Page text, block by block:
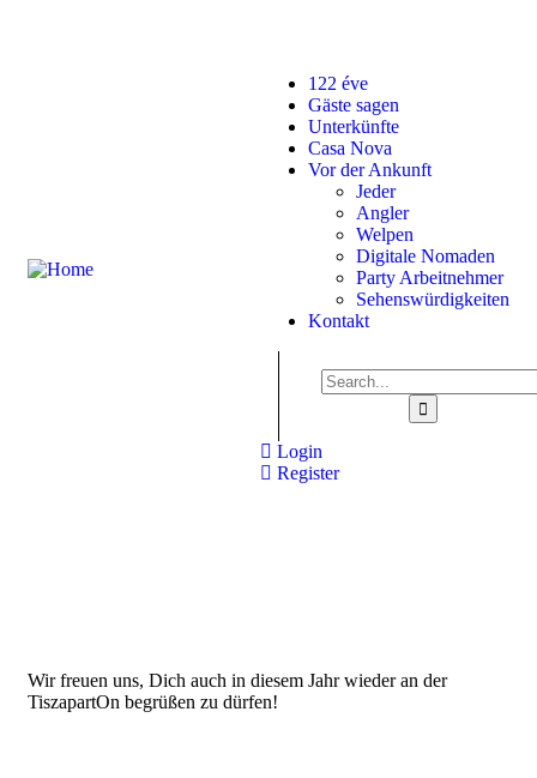
122 éve
Gäste sagen
Unterkünfte
Casa Nova
Vor der Ankunft
Jeder
Angler
Welpen
Digitale Nomaden
Party Arbeitnehmer
Sehenswürdigkeiten
Kontakt
Login
Register
Wir freuen uns, Dich auch in diesem Jahr wieder an der
TiszapartOn begrüßen zu dürfen!